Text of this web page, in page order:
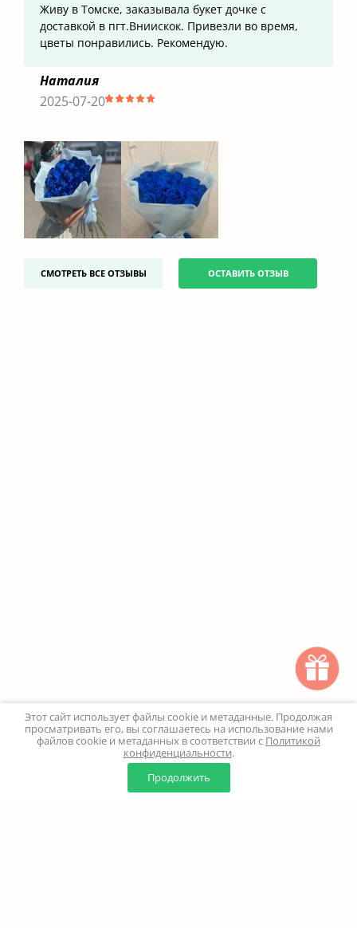
Живу в Томске, заказывала букет дочке с
доставкой в пгт.Вниискок. Привезли во время,
цветы понравились. Рекомендую.
Наталия
2025-07-20
СМОТРЕТЬ ВСЕ ОТЗЫВЫ ОСТАВИТЬ ОТЗЫВ
0
Корзина
Этот сайт использует файлы cookie и метаданные. Продолжая
просматривать его, вы соглашаетесь на использование нами
файлов cookie и метаданных в соответствии с Политикой
конфиденциальности.
Продолжить